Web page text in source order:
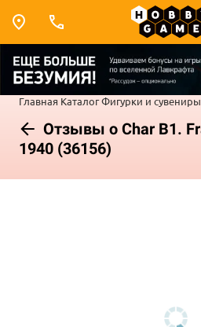
Главная КаталогФигурки и сувениры
Отзывы о Char B1.
1940 (36156)